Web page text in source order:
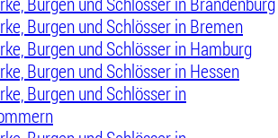
Burgen und Schlösser in Bremen
Burgen und Schlösser in Hamburg
Burgen und Schlösser in Hessen
Burgen und Schlösser in